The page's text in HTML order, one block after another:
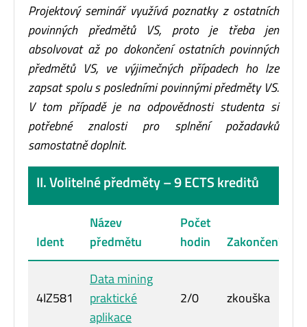
Projektový seminář využívá poznatky z ostatních
povinných předmětů VS, proto je třeba jen
absolvovat až po dokončení ostatních povinných
předmětů VS, ve výjimečných případech ho lze
zapsat spolu s posledními povinnými předměty VS.
V tom případě je na odpovědnosti studenta si
potřebné znalosti pro splnění požadavků
samostatně doplnit.
II. Volitelné předměty – 9 ECTS kreditů
Ident
Název
předmětu
Počet
hodin
Zakončení
4IZ581
Data mining
praktické
aplikace
2/0 zkouška